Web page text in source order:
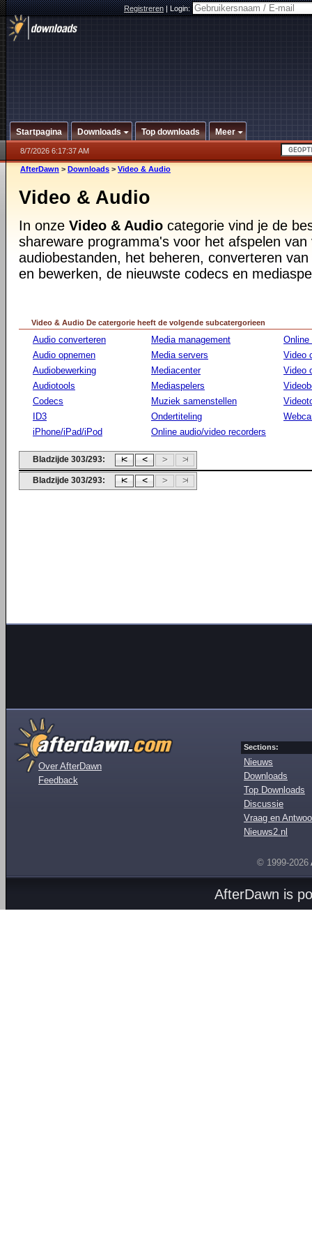
Registreren|Login:
Startpagina Downloads Top downloads Meer
8/7/2026 6:17:37 AM
AfterDawn > Downloads > Video & Audio
Video & Audio
In onze Video & Audio categorie vind je de
shareware programma's voor het afspelen van
audiobestanden, het beheren, converteren
en bewerken, de nieuwste codecs en
Video & Audio De catergorie heeft de volgende subcatergorieen
Audio converteren
Audio opnemen
Audiobewerking
Audiotools
Codecs
ID3
iPhone/iPad/iPod
Media management
Media servers
Mediacenter
Mediaspelers
Muziek samenstellen
Ondertiteling
Online audio/video recorders
Online
Video
Video
Bladzijde 303/293:
Bladzijde 303/293:
Over AfterDawn
Feedback
Sections:
Nieuws
Downloads
Top Downloads
Discussie
Vraag en
Nieuws2.nl
© 1999-2026
AfterDawn is